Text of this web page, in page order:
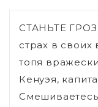
СТАНЬТЕ
страх в
топя
Кенуэя,